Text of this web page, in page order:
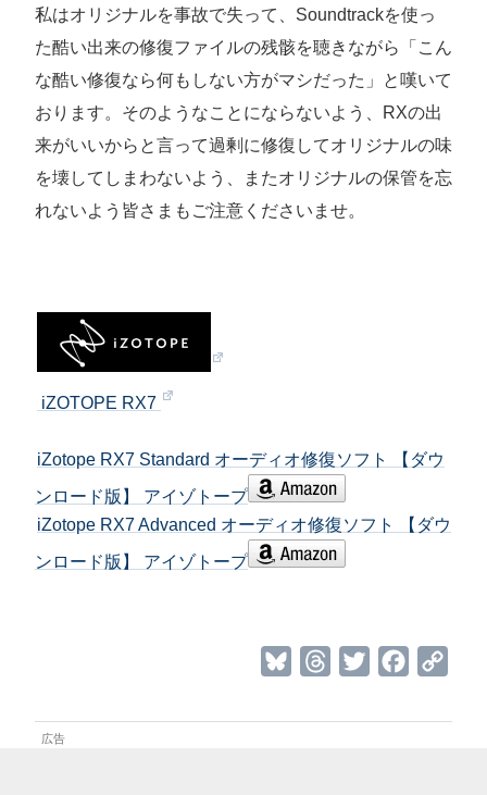
私はオリジナルを事故で失って、Soundtrackを使っ
た酷い出来の修復ファイルの残骸を聴きながら「こん
な酷い修復なら何もしない方がマシだった」と嘆いて
おります。そのようなことにならないよう、RXの出
来がいいからと言って過剰に修復してオリジナルの味
を壊してしまわないよう、またオリジナルの保管を忘
れないよう皆さまもご注意くださいませ。
iZOTOPE RX7
iZotope RX7 Standard オーディオ修復ソフト 【ダウ
ンロード版】 アイゾトープ
iZotope RX7 Advanced オーディオ修復ソフト 【ダウ
ンロード版】 アイゾトープ
u
r
i
c
p